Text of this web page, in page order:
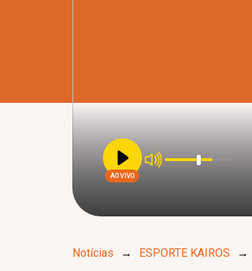
AO VIVO
Notícias → ESPORTE KAIROS →